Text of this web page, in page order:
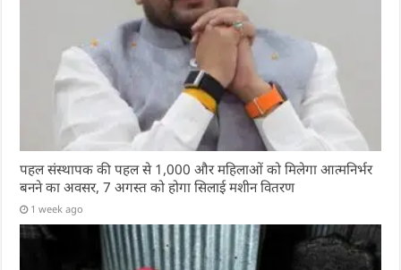
पहल संस्थापक की पहल से 1,000 और महिलाओं को मिलेगा आत्मनिर्भर
बनने का अवसर, 7 अगस्त को होगा सिलाई मशीन वितरण
1 week ago